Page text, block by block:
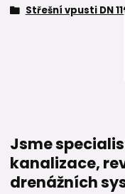
Střešní vpusti DN
Jsme
kanalizace,
drenážních